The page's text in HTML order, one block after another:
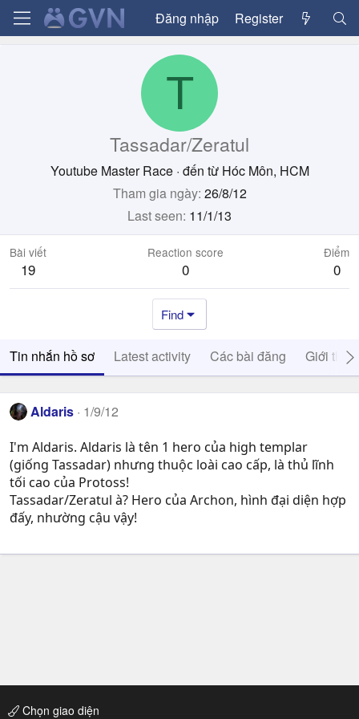
Đăng nhập Register
T
Tassadar/Zeratul
Youtube Master Race · đến từ Hóc Môn, HCM
Tham gia ngày 26/8/12
Last seen 11/1/13
Bài viết
19
Reaction score
0
Điểm
0
Find
Tin nhắn hồ sơ Latest activity Các bài đăng Giới thiệu
Aldaris 1/9/12
I'm Aldaris. Aldaris là tên 1 hero của high templar
(giống Tassadar) nhưng thuộc loài cao cấp, là thủ lĩnh
tối cao của Protoss!
Tassadar/Zeratul à? Hero của Archon, hình đại diện hợp
đấy, nhường cậu vậy!
Chọn giao diện